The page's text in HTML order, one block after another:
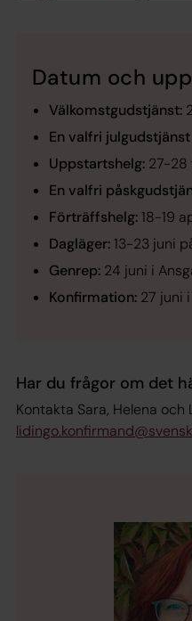
Datum och
Välkomstgudstjänst:
En valfri julgudstjänst
Uppstartshelg: 27-28
En valfri
Förträffshelg: 18-19
Dagläger: 13-23 juni
Genrep: 24 juni i
Konfirmation: 27 juni
Har du frågor om det
Kontakta Sara, Helena och